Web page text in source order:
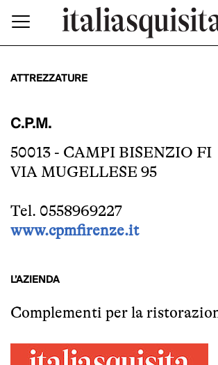
ATTREZZATURE
C.P.M.
50013 - CAMPI BISENZIO FI
VIA MUGELLESE 95
Tel. 0558969227
www.cpmfirenze.it
L’AZIENDA
Complementi per la